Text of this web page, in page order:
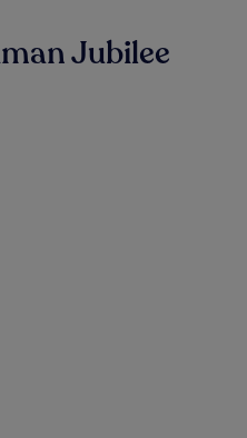
Jubilee